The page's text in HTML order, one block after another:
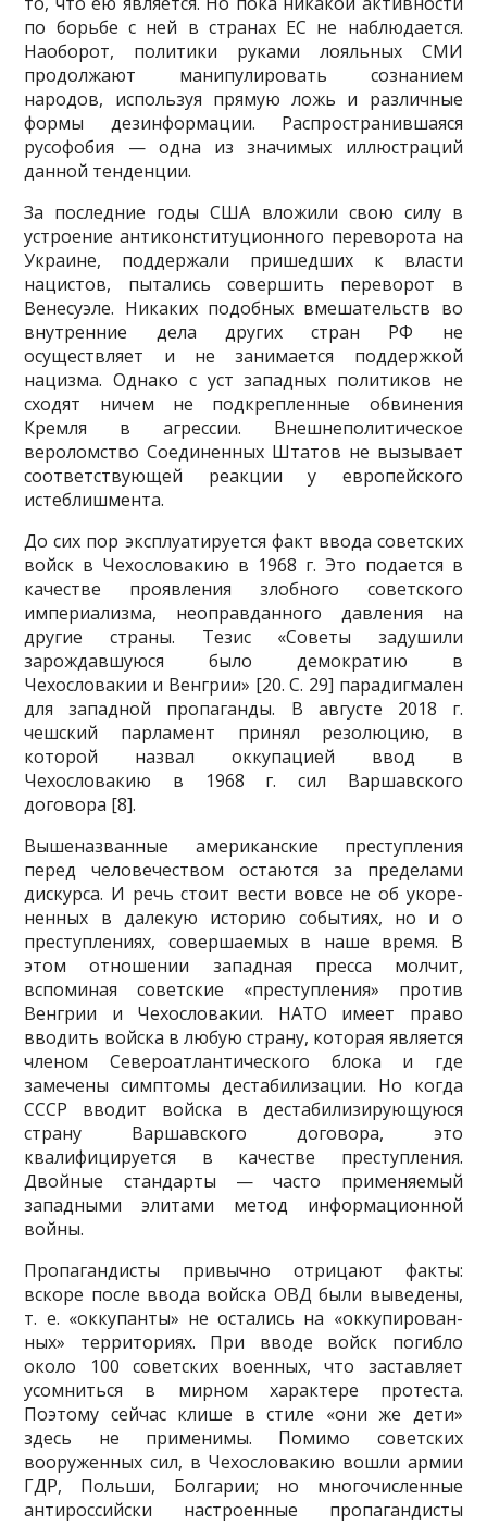
по борьбе с ней в странах ЕС не наблюдается.
Наоборот, по­литики руками лояльных СМИ
продолжают манипулировать сознанием
народов, используя прямую ложь и различные
формы дезинформации. Распространившаяся
русофобия — одна из значимых иллюстраций
данной тенденции.
За последние годы США вложили свою силу в
устроение антиконсти­туционного переворота на
Украине, поддержали пришедших к власти
нацистов, пытались совершить переворот в
Венесуэле. Никаких подоб­ных вмешательств во
внутренние дела других стран РФ не
осуществляет и не занимается поддержкой
нацизма. Однако с уст западных полити­ков не
сходят ничем не подкрепленные обвинения
Кремля в агрессии. Внешнеполитическое
вероломство Соединенных Штатов не вызывает
соответствующей реакции у европейского
истеблишмента.
До сих пор эксплуатируется факт ввода советских
войск в Чехосло­вакию в 1968 г. Это подается в
качестве проявления злобного советско­го
империализма, неоправданного давления на
другие страны. Тезис «Советы задушили
зарождавшуюся было демократию в
Чехословакии и Венгрии» [20. С. 29] парадигмален
для западной пропаганды. В августе 2018 г.
чешский парламент принял резолюцию, в
которой назвал окку­пацией ввод в
Чехословакию в 1968 г. сил Варшавского
договора [8].
Вышеназванные американские преступления
перед человечеством остаются за пределами
дискурса. И речь стоит вести вовсе не об укоре­
ненных в далекую историю событиях, но и о
преступлениях, совершае­мых в наше время. В
этом отношении западная пресса молчит,
вспоми­ная советские «преступления» против
Венгрии и Чехословакии. НАТО имеет право
вводить войска в любую страну, которая является
членом Североатлантического блока и где
замечены симптомы дестабили­зации. Но когда
СССР вводит войска в дестабилизирующуюся
страну Варшавского договора, это
квалифицируется в качестве преступления.
Двойные стандарты — часто применяемый
западными элитами метод информационной
войны.
Пропагандисты привычно отрицают факты:
вскоре после ввода вой­ска ОВД были выведены,
т. е. «оккупанты» не остались на «оккупирован­
ных» территориях. При вводе войск погибло
около 100 советских воен­ных, что заставляет
усомниться в мирном характере протеста.
Поэтому сейчас клише в стиле «они же дети»
здесь не применимы. Помимо со­ветских
вооруженных сил, в Чехословакию вошли армии
ГДР, Польши, Болгарии; но многочисленные
антироссийски настроенные пропаган­дисты